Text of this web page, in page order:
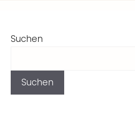
Suchen
Suchen